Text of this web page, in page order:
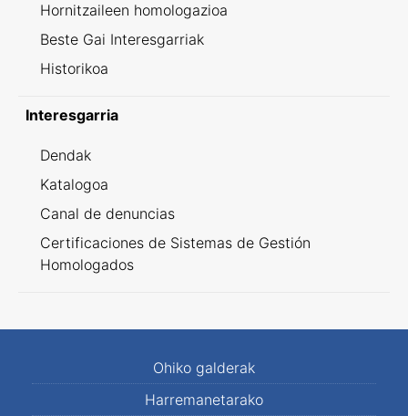
Hornitzaileen homologazioa
Beste Gai Interesgarriak
Historikoa
Interesgarria
Dendak
Katalogoa
Canal de denuncias
Certificaciones de Sistemas de Gestión
Homologados
Ohiko galderak
Harremanetarako